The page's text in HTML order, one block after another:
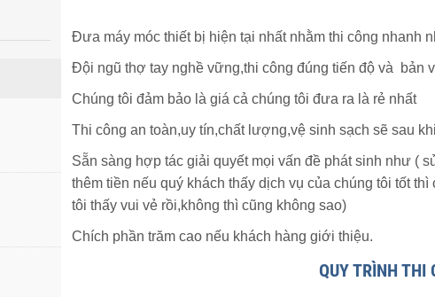
Đưa máy móc thiết bị hiện tại nhất nhằm thi công nhanh
Đội ngũ thợ tay nghề vững,thi công đúng tiến độ và bản
Chúng tôi đảm bảo là giá cả chúng tôi đưa ra là rẻ nhất
Thi công an toàn,uy tín,chất lượng,vệ sinh sạch sẽ sau
Sẵn sàng hợp tác giải quyết mọi vấn đề phát sinh như (
thêm tiền nếu quý khách thấy dịch vụ của chúng tôi tốt
tôi thấy vui vẻ rồi,không thì cũng không sao)
Chích phần trăm cao nếu khách hàng giới thiệu.
QUY TRÌNH THI